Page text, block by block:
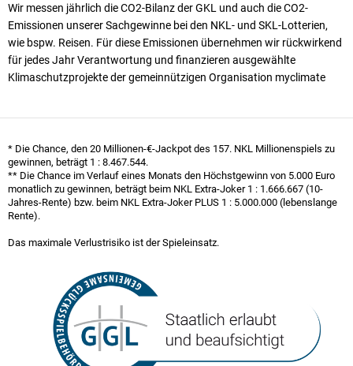
Wir messen jährlich die CO2-Bilanz der GKL und auch die CO2-
Emissionen unserer Sach­ge­winne bei den NKL- und SKL-Lotterien,
wie bspw. Reisen. Für diese Emissionen übernehmen wir rück­wirkend
für jedes Jahr Verantwortung und finanzieren ausgewählte
Klimaschutzprojekte der gemeinnützigen Organisation myclimate
* Die Chance, den 20 Millionen-€-Jackpot des 157. NKL Millionen­spiels zu
gewinnen, beträgt 1 : 8.467.544.
** Die Chance im Verlauf eines Monats den Höchst­gewinn von 5.000 Euro
monatlich zu gewinnen, beträgt beim NKL Extra-Joker 1 : 1.666.667 (10-
Jahres-Rente) bzw. beim NKL Extra-Joker PLUS 1 : 5.000.000 (lebenslange
Rente).
Das maximale Verlustrisiko ist der Spieleinsatz.